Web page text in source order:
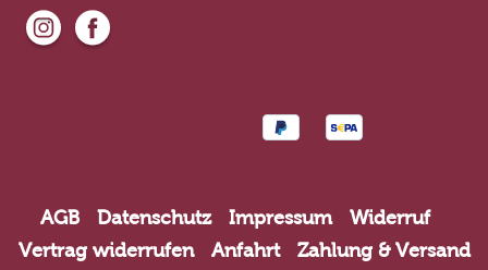
AGB Datenschutz Impressum
Widerruf
Vertrag widerrufen
Anfahrt Zahlung & Versand